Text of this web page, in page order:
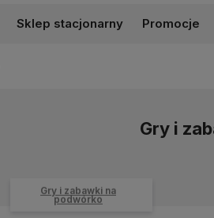
Sklep stacjonarny Promocje
Gry i
Gry i zabawki na
podwórko